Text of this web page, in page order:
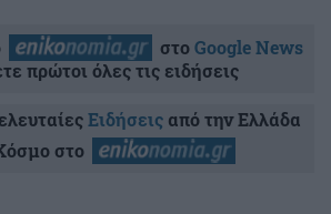
στοGoogle News
πρώτοι όλες τις ειδήσεις
Ειδήσειςαπό την Ελλάδα
στο